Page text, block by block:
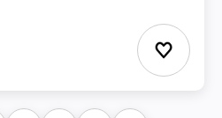
Ajouter